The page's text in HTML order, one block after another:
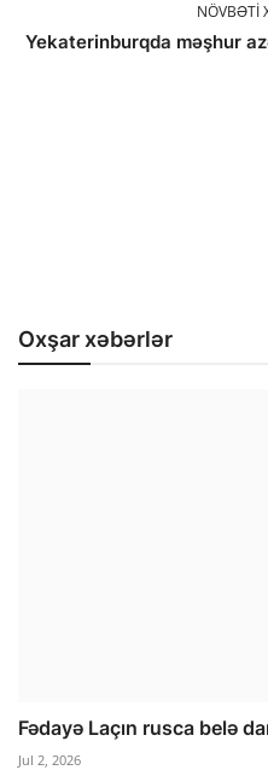
NÖVBƏTI
Yekaterinburqda məşhur
Oxşar xəbərlər
Fədayə Laçın rusca belə
Jul 2, 2026